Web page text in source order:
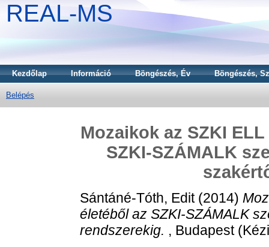
REAL-MS
Kezdőlap Információ Böngészés, Év Böngészés,
Belépés
Mozaikok az SZKI
SZKI-SZÁMALK
Sántáné-Tóth, Edit(2014)
életéből az SZKI-SZÁMALK
rendszerekig. , Budapest